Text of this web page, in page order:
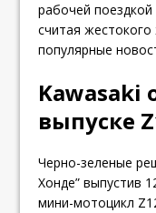
рабочей
считая
популярные
Kawasaki
выпуске
Черно-зеленые
Хонде” выпустив
мини-мотоцикл